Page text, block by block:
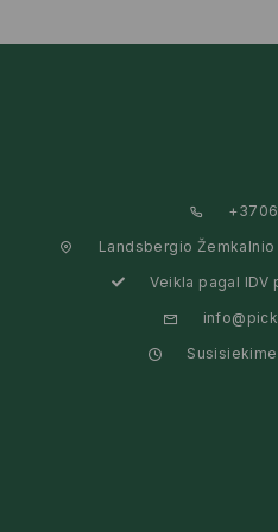
Landsbergio Žemkalnio
Veikla pagal IDV